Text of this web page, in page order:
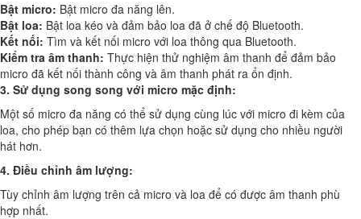
Bật micro: Bật micro đa năng lên.
Bật loa: Bật loa kéo và đảm bảo loa đã ở chế độ Bluetooth.
Kết nối: Tìm và kết nối micro với loa thông qua Bluetooth.
Kiểm tra âm thanh: Thực hiện thử nghiệm âm thanh để đảm bảo
micro đã kết nối thành công và âm thanh phát ra ổn định.
3. Sử dụng song song với micro mặc định:
Một số micro đa năng có thể sử dụng cùng lúc với micro đi kèm của
loa, cho phép bạn có thêm lựa chọn hoặc sử dụng cho nhiều người
hát hơn.
4. Điều chỉnh âm lượng:
Tùy chỉnh âm lượng trên cả micro và loa để có được âm thanh phù
hợp nhất.